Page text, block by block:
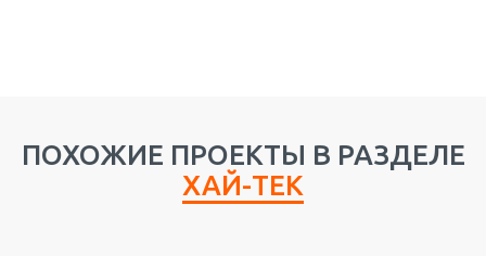
ПОХОЖИЕ ПРОЕКТЫ В РАЗДЕЛЕ
ХАЙ-ТЕК